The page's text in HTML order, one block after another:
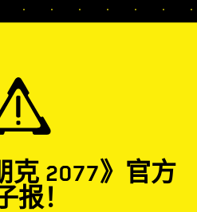
克 2077》官方
报！